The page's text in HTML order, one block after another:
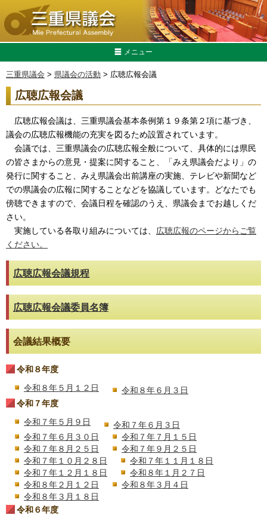
メニュー
三重県議会 > 県議会の活動 > 広聴広報会議
広聴広報会議
広聴広報会議は、三重県議会基本条例第１９条第２項に基づき、
議会の広聴広報機能の充実を図るため設置されています。
会議では、三重県議会の広聴広報全般について、具体的には県民
の皆さまからの意見・提案に関すること、「みえ県議会だより」の
発行に関すること、みえ県議会出前講座の実施、テレビや新聞など
での県議会の広報に関することなどを協議しています。どなたでも
傍聴できますので、会議日程を確認のうえ、県議会までお越しくだ
さい。
実施している各取り組みについては、 広聴広報のページからご覧
ください。
広聴広報会議規程
広聴広報会議委員名簿
会議結果概要
令和８年度
令和８年５月１２日
令和８年６月３日
令和７年度
令和７年５月９日
令和７年６月３日
令和７年６月３０日
令和７年７月１５日
令和７年８月２５日
令和７年９月２５日
令和７年１０月２８日
令和７年１１月１８日
令和７年１２月１８日
令和８年１月２７日
令和８年２月１２日
令和８年３月４日
令和８年３月１８日
令和６年度